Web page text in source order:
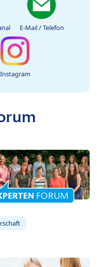
E-Mail / Telefon
Instagram